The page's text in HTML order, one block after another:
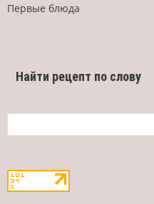
Первые блюда
Найти рецепт по слову